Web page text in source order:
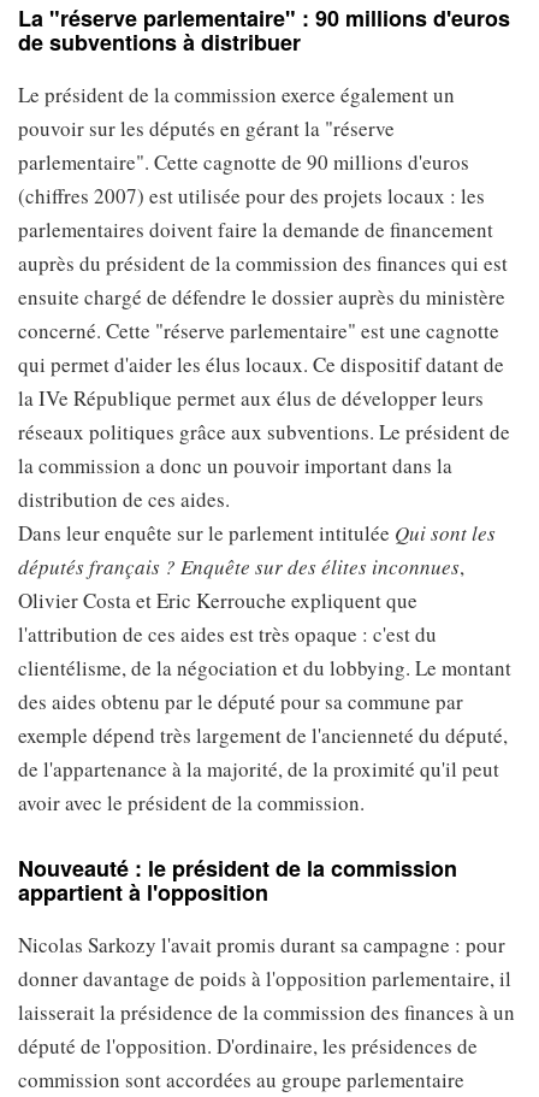
La "réserve parlementaire" : 90 millions d'euros
de subventions à distribuer
Le président de la commission exerce également un
pouvoir sur les députés en gérant la "réserve
parlementaire". Cette cagnotte de 90 millions d'euros
(chiffres 2007) est utilisée pour des projets locaux : les
parlementaires doivent faire la demande de financement
auprès du président de la commission des finances qui est
ensuite chargé de défendre le dossier auprès du ministère
concerné. Cette "réserve parlementaire" est une cagnotte
qui permet d'aider les élus locaux. Ce dispositif datant de
la IVe République permet aux élus de développer leurs
réseaux politiques grâce aux subventions. Le président de
la commission a donc un pouvoir important dans la
distribution de ces aides.
Dans leur enquête sur le parlement intitulée Qui sont les
députés français ? Enquête sur des élites inconnues,
Olivier Costa et Eric Kerrouche expliquent que
l'attribution de ces aides est très opaque : c'est du
clientélisme, de la négociation et du lobbying. Le montant
des aides obtenu par le député pour sa commune par
exemple dépend très largement de l'ancienneté du député,
de l'appartenance à la majorité, de la proximité qu'il peut
avoir avec le président de la commission.
Nouveauté : le président de la commission
appartient à l'opposition
Nicolas Sarkozy l'avait promis durant sa campagne : pour
donner davantage de poids à l'opposition parlementaire, il
laisserait la présidence de la commission des finances à un
député de l'opposition. D'ordinaire, les présidences de
commission sont accordées au groupe parlementaire